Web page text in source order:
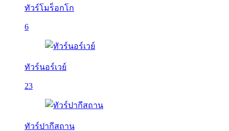
ทัวร์โมร็อกโก
6
ทัวร์นอร์เวย์
23
ทัวร์ปากีสถาน